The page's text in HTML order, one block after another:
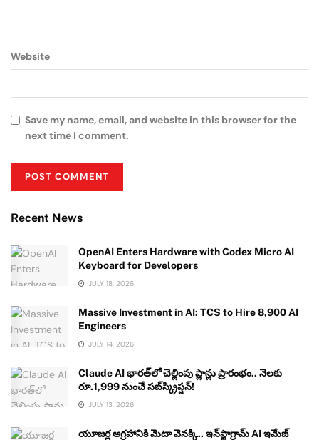
Website
Save my name, email, and website in this browser for the
next time I comment.
Recent News
OpenAI Enters Hardware with Codex Micro AI
Keyboard for Developers
JULY 18, 2026
Massive Investment in AI: TCS to Hire 8,900 AI
Engineers
JULY 14, 2026
Claude AI భారత్‌లో చెల్లింపు ప్లాన్లు ప్రారంభం.. నెలకు
రూ.1,999 నుంచే సబ్‌స్క్రిప్షన్!
JULY 13, 2026
యూజర్ల ఆగ్రహానికి మెటా వెనక్కి.. ఇన్‌స్టాగ్రామ్ AI ఇమేజ్